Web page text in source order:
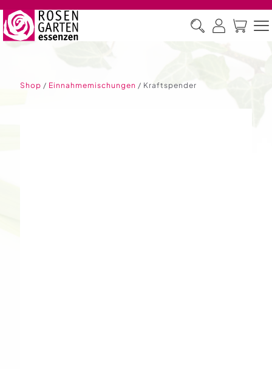
Shop / Einnahmemischungen / Kraftspender